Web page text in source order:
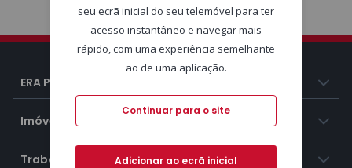
ERA Portugal
Imóveis
Trabalhar na ERA
seu ecrã inicial do seu telemóvel para ter
acesso instantâneo e navegar mais
rápido, com uma experiência semelhante
ao de uma aplicação.
Continuar para o site
Adicionar ao ecrã inicial